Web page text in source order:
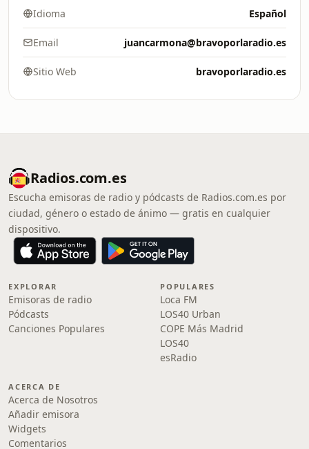
Idioma Español
Email juancarmona@bravoporlaradio.es
Sitio Web bravoporlaradio.es
Radios.com.es
Escucha emisoras de radio y pódcasts de Radios.com.es por
ciudad, género o estado de ánimo — gratis en cualquier
dispositivo.
EXPLORAR
Emisoras de radio
Pódcasts
Canciones Populares
POPULARES
Loca FM
LOS40 Urban
COPE Más Madrid
LOS40
esRadio
ACERCA DE
Acerca de Nosotros
Añadir emisora
Widgets
Comentarios